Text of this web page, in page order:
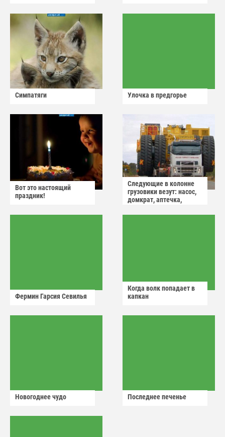
Симпатяги Улочка в предгорье
Вот это настоящий
праздник!
Следующие в колонне
грузовики везут: насос,
домкрат, аптечка,
Фермин Гарсия Севилья
Когда волк попадает в
капкан
Новогоднее чудо Последнее печенье